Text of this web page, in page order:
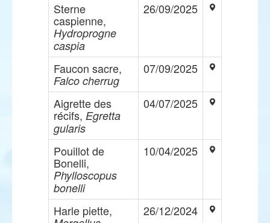
Sterne
caspienne,
Hydroprogne
caspia
26/09/2025
Faucon sacre,
Falco cherrug
07/09/2025
Aigrette des
récifs, Egretta
gularis
04/07/2025
Pouillot de
Bonelli,
Phylloscopus
bonelli
10/04/2025
Harle piette, 26/12/2024